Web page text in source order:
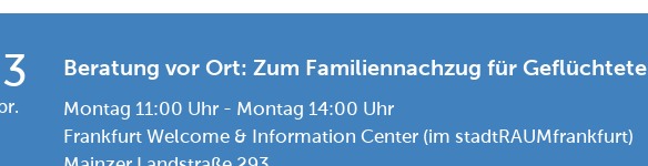
Beratung vor Ort: Zum Familiennachzug für Geflüchtete
Montag 11:00 Uhr - Montag 14:00 Uhr
Frankfurt Welcome & Information Center (im stadtRAUMfrankfurt)